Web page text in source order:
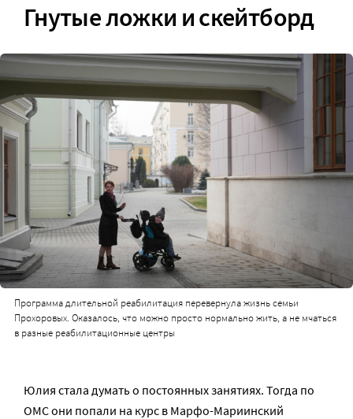
Гнутые ложки и скейтборд
Программа длительной реабилитация перевернула жизнь семьи
Прохоровых. Оказалось, что можно просто нормально жить, а не мчаться
в разные реабилитационные центры
Юлия стала думать о постоянных занятиях. Тогда по
ОМС они попали на курс в Марфо-Мариинский